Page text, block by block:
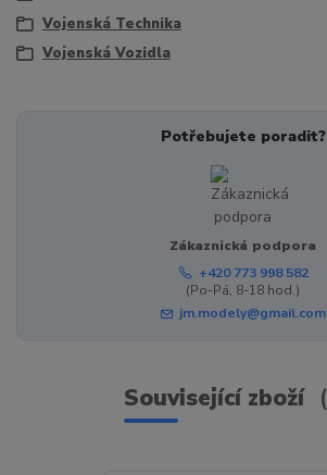
Vojenská Technika
Vojenská Vozidla
Potřebujete poradit?
Zákaznická podpora
+420 773 998 582
(Po-Pá, 8-18 hod.)
jm.modely@gmail.com
Související zboží